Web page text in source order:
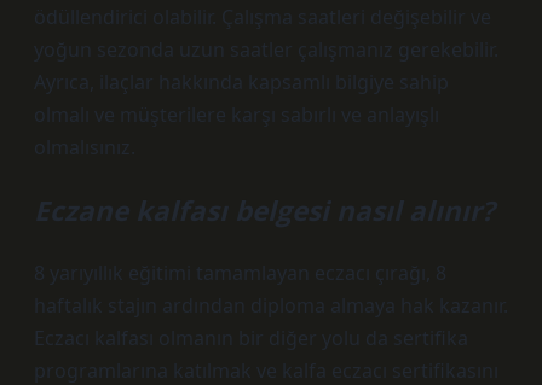
ödüllendirici olabilir. Çalışma saatleri değişebilir ve
yoğun sezonda uzun saatler çalışmanız gerekebilir.
Ayrıca, ilaçlar hakkında kapsamlı bilgiye sahip
olmalı ve müşterilere karşı sabırlı ve anlayışlı
olmalısınız.
Eczane kalfası belgesi nasıl alınır?
8 yarıyıllık eğitimi tamamlayan eczacı çırağı, 8
haftalık stajın ardından diploma almaya hak kazanır.
Eczacı kalfası olmanın bir diğer yolu da sertifika
programlarına katılmak ve kalfa eczacı sertifikasını